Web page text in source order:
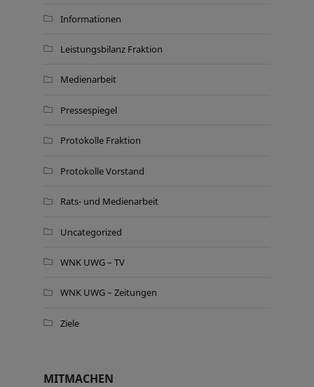
Informationen
Leistungsbilanz Fraktion
Medienarbeit
Pressespiegel
Protokolle Fraktion
Protokolle Vorstand
Rats- und Medienarbeit
Uncategorized
WNK UWG – TV
WNK UWG – Zeitungen
Ziele
MITMACHEN